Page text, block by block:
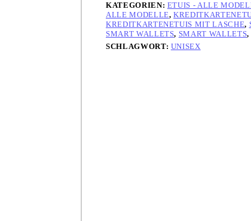
KATEGORIEN: ETUIS - ALLE
ALLE MODELLE,
KREDITKARTENETUIS MIT LASCHE,
SMART WALLETS, SMART WALLETS,
SCHLAGWORT: UNISEX